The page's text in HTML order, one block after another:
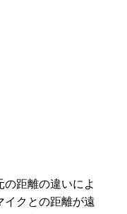
の距離の違いによ
イクとの距離が遠